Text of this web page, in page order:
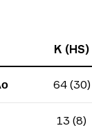
K (HS)
64 (30)
13 (8)